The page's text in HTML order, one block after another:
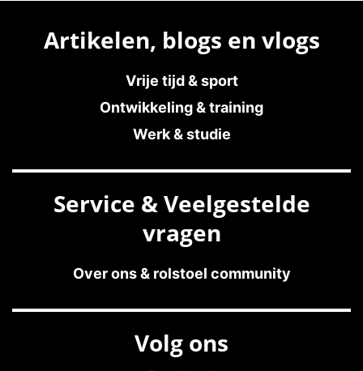
Artikelen, blogs en vlogs
Vrije tijd & sport
Ontwikkeling & training
Werk & studie
Service & Veelgestelde
vragen
Over ons & rolstoel community
Volg ons